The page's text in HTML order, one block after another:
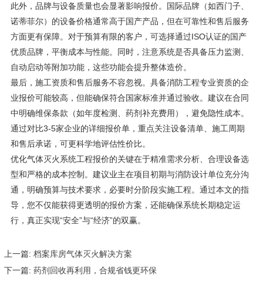
此外，品牌与设备质量也会显著影响报价。国际品牌（如西门子、
诺蒂菲尔）的设备价格通常高于国产产品，但在可靠性和售后服务
方面更有保障。对于预算有限的客户，可选择通过ISO认证的国产
优质品牌，平衡成本与性能。同时，注意系统是否具备压力监测、
自动启动等附加功能，这些功能会提升整体造价。
最后，施工资质和售后服务不容忽视。具备消防工程专业资质的企
业报价可能较高，但能确保符合国家标准并通过验收。建议在合同
中明确维保条款（如年度检测、药剂补充费用），避免隐性成本。
通过对比3-5家企业的详细报价单，重点关注设备清单、施工周期
和售后承诺，可更科学地评估性价比。
优化气体灭火系统工程报价的关键在于精准需求分析、合理设备选
型和严格的成本控制。建议业主在项目初期与消防设计单位充分沟
通，明确预算与技术要求，必要时分阶段实施工程。通过本文的指
导，您不仅能获得更透明的报价方案，还能确保系统长期稳定运
行，真正实现“安全”与“经济”的双赢。
上一篇: 档案库房气体灭火解决方案
下一篇: 药剂回收再利用，合规省钱更环保